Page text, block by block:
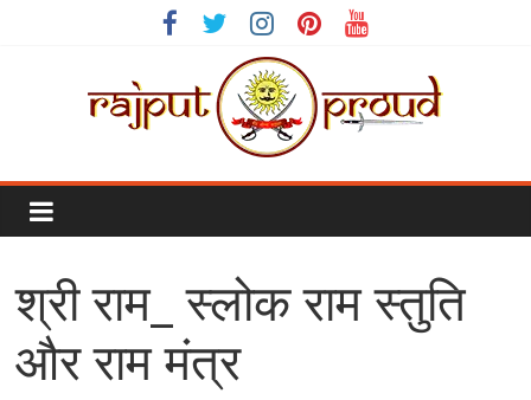
Rajput
Proud
Rajputana
Attitude
Status
In
श्री राम_ स्लोक राम स्तुति
और राम मंत्र